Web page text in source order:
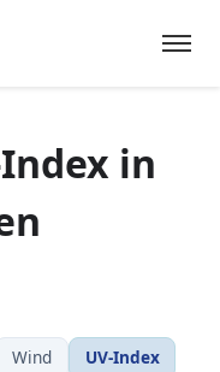
in
Wind UV-Index